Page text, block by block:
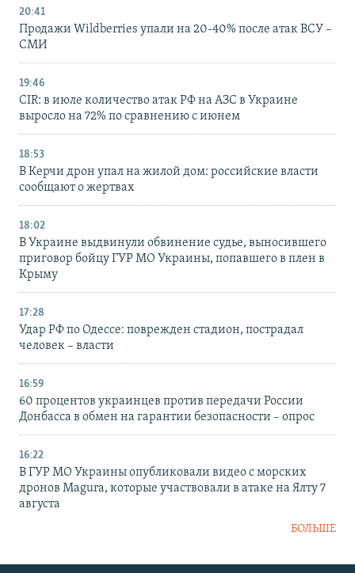
20:41
Продажи Wildberries упали на 20-40% после атак ВСУ –
СМИ
19:46
CIR: в июле количество атак РФ на АЗС в Украине
выросло на 72% по сравнению с июнем
18:53
В Керчи дрон упал на жилой дом: российские власти
сообщают о жертвах
18:02
В Украине выдвинули обвинение судье, выносившего
приговор бойцу ГУР МО Украины, попавшего в плен в
Крыму
17:28
Удар РФ по Одессе: поврежден стадион, пострадал
человек – власти
16:59
60 процентов украинцев против передачи России
Донбасса в обмен на гарантии безопасности – опрос
16:22
В ГУР МО Украины опубликовали видео с морских
дронов Magura, которые участвовали в атаке на Ялту 7
августа
БОЛЬШЕ